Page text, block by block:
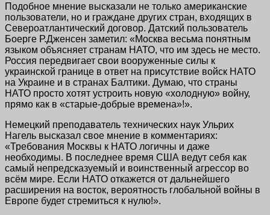
Подобное мнение высказали не только американские
пользователи, но и граждане других стран, входящих в
Североатлантический договор. Датский пользователь
Боерге Р.Дженсен заметил: «Москва весьма понятным
языком объясняет странам НАТО, что им здесь не место.
Россия передвигает свои вооруженные силы к
украинской границе в ответ на присутствие войск НАТО
на Украине и в странах Балтики. Думаю, что страны
НАТО просто хотят устроить новую «холодную» войну,
прямо как в «старые-добрые времена»!».
Немецкий преподаватель технических наук Ульрих
Нагель высказал свое мнение в комментариях:
«Требования Москвы к НАТО логичны и даже
необходимы. В последнее время США ведут себя как
самый непредсказуемый и воинственный агрессор во
всём мире. Если НАТО откажется от дальнейшего
расширения на восток, вероятность глобальной войны в
Европе будет стремиться к нулю!».